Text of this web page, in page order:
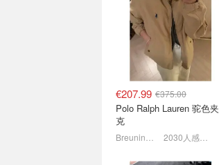
Mammut户外神价来了🔥徒
步鞋€63，羽绒服€140
6折起+8折，换季外套€57
€207.99 €375.00
Polo Ralph Lauren 驼色夹
克
2030人感兴趣